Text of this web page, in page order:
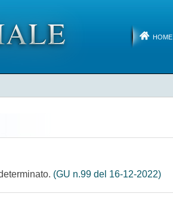
HOME
(GU n.99 del 16-12-2022)